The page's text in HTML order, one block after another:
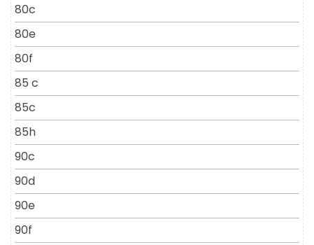
80c
80e
80f
85 c
85c
85h
90c
90d
90e
90f